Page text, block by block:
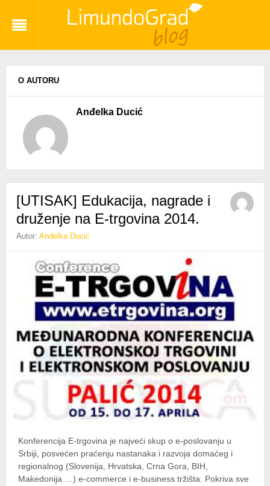
O AUTORU
Anđelka Ducić
[UTISAK] Edukacija, nagrade i
druženje na E-trgovina 2014.
Autor:Anđelka Ducić
Konferencija E-trgovina je najveći skup o e-poslovanju u
Srbiji, posvećen praćenju nastanaka i razvoja domaćeg i
regionalnog (Slovenija, Hrvatska, Crna Gora, BIH,
Makedonija …) e-commerce i e-business tržišta. Pokriva sve